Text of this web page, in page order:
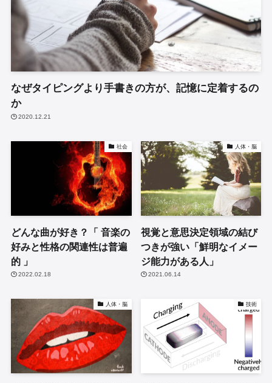
なぜタイピングより手書きの方が、記憶に定着するの
か
2020.12.21
社会
どんな曲が好き？「 音楽の
好みと性格の関連性は普遍
的 」
2022.02.18
人体・脳
視覚と意思決定領域の結び
つきが強い「鮮明なイメー
ジ能力がある人」
2021.06.14
人体・脳 技術